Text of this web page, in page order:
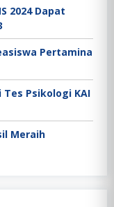
2024 Dapat
Pertamina
Psikologi KAI
Meraih